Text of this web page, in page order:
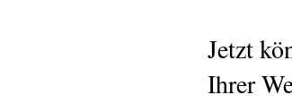
Jetzt
Ihrer